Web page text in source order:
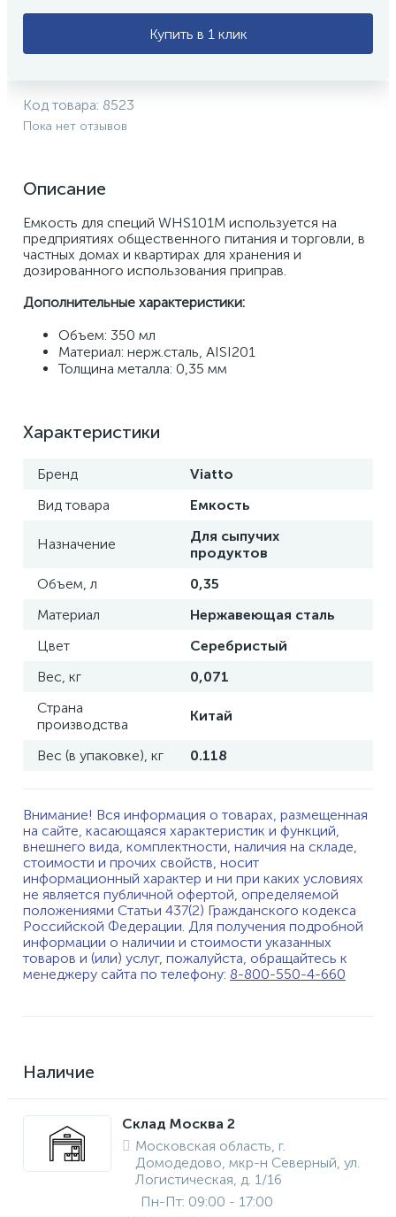
Купить в 1 клик
Код товара: 8523
Пока нет отзывов
Описание
Емкость для специй WHS101M используется на
предприятиях общественного питания и торговли, в
частных домах и квартирах для хранения и
дозированного использования приправ.
Дополнительные характеристики:
Объем: 350 мл
Материал: нерж.сталь, AISI201
Толщина металла: 0,35 мм
Характеристики
Бренд
Viatto
Вид товара
Емкость
Назначение
Для сыпучих
продуктов
Объем, л
0,35
Материал
Нержавеющая сталь
Цвет
Серебристый
Вес, кг
0,071
Страна
производства
Китай
Вес (в упаковке), кг 0.118
Внимание! Вся информация о товарах, размещенная
на сайте, касающаяся характеристик и функций,
внешнего вида, комплектности, наличия на складе,
стоимости и прочих свойств, носит
информационный характер и ни при каких условиях
не является публичной офертой, определяемой
положениями Статьи 437(2) Гражданского кодекса
Российской Федерации. Для получения подробной
информации о наличии и стоимости указанных
товаров и (или) услуг, пожалуйста, обращайтесь к
менеджеру сайта по телефону: 8-800-550-4-660
Наличие
Склад Москва 2
Московская область, г.
Домодедово, мкр-н Северный, ул.
Логистическая, д. 1/16
Пн-Пт: 09:00 - 17:00